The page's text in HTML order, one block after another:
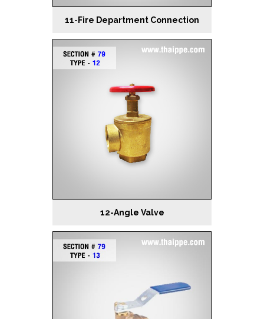
11-Fire Department Connection
12-Angle Valve